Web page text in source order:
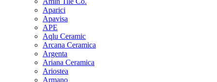
Aparici
Apavisa
APE
Aqlu Ceramic
Arcana Ceramica
Argenta
Ariana Ceramica
Ariostea
Armano